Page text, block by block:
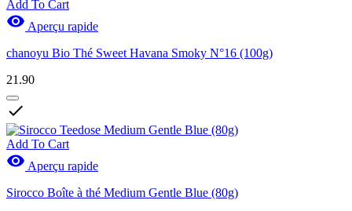
Add To Cart
 Aperçu rapide
chanoyu Bio Thé Sweet Havana Smoky N°16 (100g)
21.90

Add To Cart
 Aperçu rapide
Sirocco Boîte à thé Medium Gentle Blue (80g)